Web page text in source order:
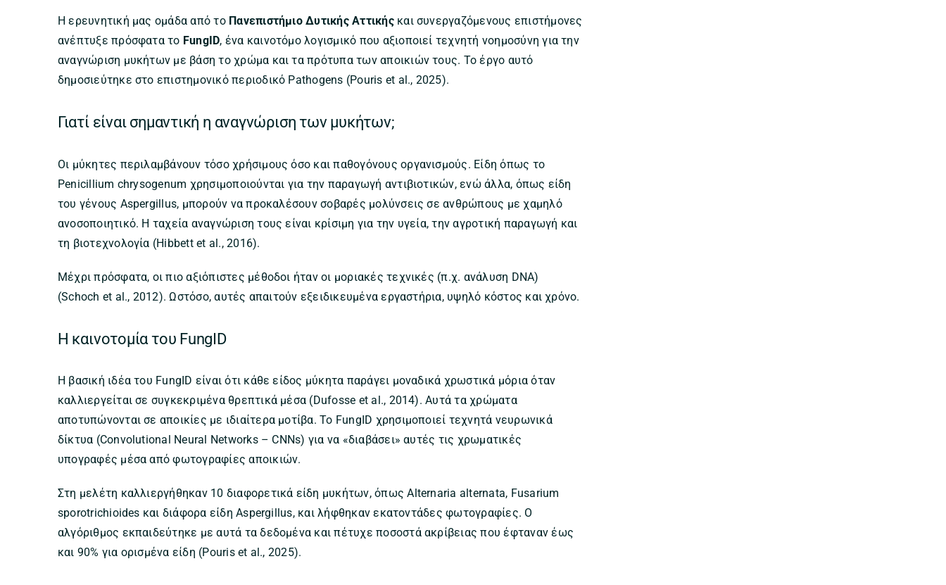
Η ερευνητική μας ομάδα από το Πανεπιστήμιο Δυτικής Αττικήςκαι συνεργαζόμενους επιστήμονες
ανέπτυξε πρόσφατα το FungID, ένα καινοτόμο λογισμικό που αξιοποιεί τεχνητή νοημοσύνη για την
αναγνώριση μυκήτων με βάση το χρώμα και τα πρότυπα των αποικιών τους. Το έργο αυτό
δημοσιεύτηκε στο επιστημονικό περιοδικό Pathogens (Pouris et al., 2025).
Γιατί είναι σημαντική η αναγνώριση των μυκήτων;
Οι μύκητες περιλαμβάνουν τόσο χρήσιμους όσο και παθογόνους οργανισμούς. Είδη όπως το
Penicillium chrysogenum χρησιμοποιούνται για την παραγωγή αντιβιοτικών, ενώ άλλα, όπως είδη
του γένους Aspergillus, μπορούν να προκαλέσουν σοβαρές μολύνσεις σε ανθρώπους με χαμηλό
ανοσοποιητικό. Η ταχεία αναγνώριση τους είναι κρίσιμη για την υγεία, την αγροτική παραγωγή και
τη βιοτεχνολογία (Hibbett et al., 2016).
Μέχρι πρόσφατα, οι πιο αξιόπιστες μέθοδοι ήταν οι μοριακές τεχνικές (π.χ. ανάλυση DNA)
(Schoch et al., 2012). Ωστόσο, αυτές απαιτούν εξειδικευμένα εργαστήρια, υψηλό κόστος και χρόνο.
Η καινοτομία του FungID
Η βασική ιδέα του FungID είναι ότι κάθε είδος μύκητα παράγει μοναδικά χρωστικά μόρια όταν
καλλιεργείται σε συγκεκριμένα θρεπτικά μέσα (Dufosse et al., 2014). Αυτά τα χρώματα
αποτυπώνονται σε αποικίες με ιδιαίτερα μοτίβα. Το FungID χρησιμοποιεί τεχνητά νευρωνικά
δίκτυα (Convolutional Neural Networks – CNNs) για να «διαβάσει» αυτές τις χρωματικές
υπογραφές μέσα από φωτογραφίες αποικιών.
Στη μελέτη καλλιεργήθηκαν 10 διαφορετικά είδη μυκήτων, όπως Alternaria alternata, Fusarium
sporotrichioides και διάφορα είδη Aspergillus, και λήφθηκαν εκατοντάδες φωτογραφίες. Ο
αλγόριθμος εκπαιδεύτηκε με αυτά τα δεδομένα και πέτυχε ποσοστά ακρίβειας που έφταναν έως
και 90% για ορισμένα είδη (Pouris et al., 2025).